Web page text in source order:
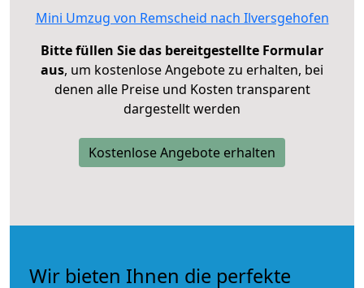
Mini Umzug von Remscheid nach Ilversgehofen
Bitte füllen Sie das bereitgestellte Formular
aus, um kostenlose Angebote zu erhalten, bei
denen alle Preise und Kosten transparent
dargestellt werden
Kostenlose Angebote erhalten
Wir bieten Ihnen die perfekte